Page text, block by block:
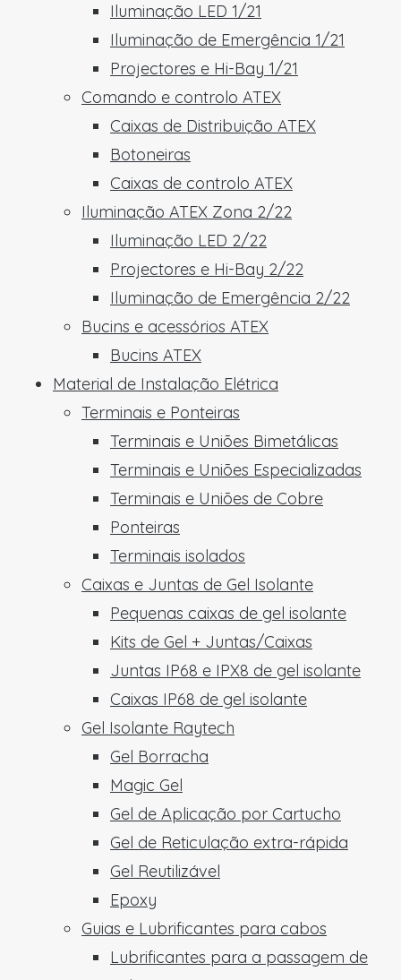
Iluminação LED 1/21
Iluminação de Emergência 1/21
Projectores e Hi-Bay 1/21
Comando e controlo ATEX
Caixas de Distribuição ATEX
Botoneiras
Caixas de controlo ATEX
Iluminação ATEX Zona 2/22
Iluminação LED 2/22
Projectores e Hi-Bay 2/22
Iluminação de Emergência 2/22
Bucins e acessórios ATEX
Bucins ATEX
Material de Instalação Elétrica
Terminais e Ponteiras
Terminais e Uniões Bimetálicas
Terminais e Uniões Especializadas
Terminais e Uniões de Cobre
Ponteiras
Terminais isolados
Caixas e Juntas de Gel Isolante
Pequenas caixas de gel isolante
Kits de Gel + Juntas/Caixas
Juntas IP68 e IPX8 de gel isolante
Caixas IP68 de gel isolante
Gel Isolante Raytech
Gel Borracha
Magic Gel
Gel de Aplicação por Cartucho
Gel de Reticulação extra-rápida
Gel Reutilizável
Epoxy
Guias e Lubrificantes para cabos
Lubrificantes para a passagem de